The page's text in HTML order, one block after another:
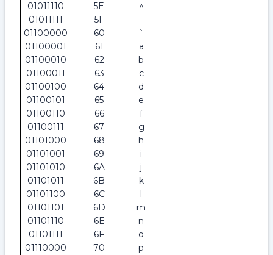
01011110
5E
^
01011111
5F
01100000
60
`
01100001
61
a
01100010
62
b
01100011
63
c
01100100
64
d
01100101
65
e
01100110
66
f
01100111
67
g
01101000
68
h
01101001
69
i
01101010
6A
j
01101011
6B
k
01101100
6C
l
01101101
6D
m
01101110
6E
n
01101111
6F
o
01110000
70
p